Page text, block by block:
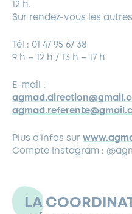
12 h.
Sur rendez-vous les
Tél : 01 47 95 67 38
9 h – 12 h / 13 h – 17 h
E-mail :
Plus d’infos sur
Compte Instagram :
LA